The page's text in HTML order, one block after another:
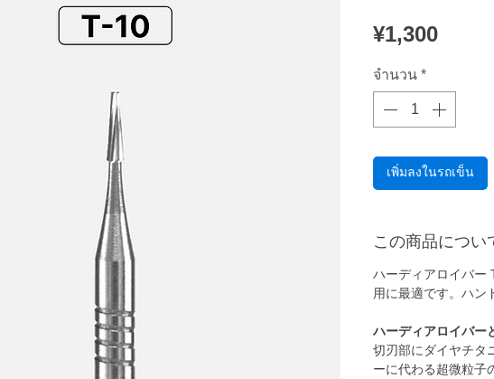
¥1,300ราคา
จำนวน *
เพิ่มลงในรถเข็น
この商品につい
ハーディアロイバー
用に最適です。ハン
ハーディアロイバー
切刃部にダイヤチタ
ーに代わる超微粒子